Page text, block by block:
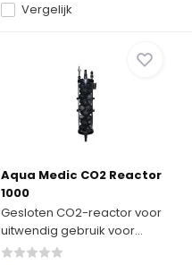
Vergelijk
Aqua Medic CO2 Reactor
1000
Gesloten CO2-reactor voor
uitwendig gebruik voor...